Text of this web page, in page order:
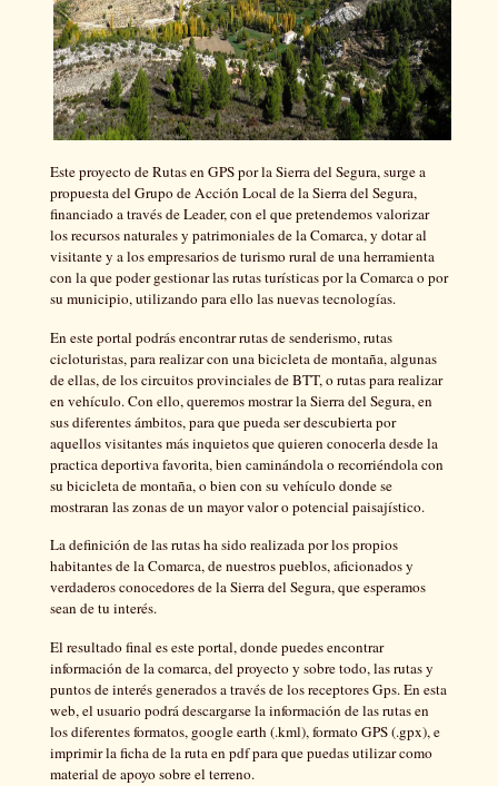
Este proyecto de Rutas en GPS por la Sierra del Segura, surge a
propuesta del Grupo de Acción Local de la Sierra del Segura,
financiado a través de Leader, con el que pretendemos valorizar
los recursos naturales y patrimoniales de la Comarca, y dotar al
visitante y a los empresarios de turismo rural de una herramienta
con la que poder gestionar las rutas turísticas por la Comarca o por
su municipio, utilizando para ello las nuevas tecnologías.
En este portal podrás encontrar rutas de senderismo, rutas
cicloturistas, para realizar con una bicicleta de montaña, algunas
de ellas, de los circuitos provinciales de BTT, o rutas para realizar
en vehículo. Con ello, queremos mostrar la Sierra del Segura, en
sus diferentes ámbitos, para que pueda ser descubierta por
aquellos visitantes más inquietos que quieren conocerla desde la
practica deportiva favorita, bien caminándola o recorriéndola con
su bicicleta de montaña, o bien con su vehículo donde se
mostraran las zonas de un mayor valor o potencial paisajístico.
La definición de las rutas ha sido realizada por los propios
habitantes de la Comarca, de nuestros pueblos, aficionados y
verdaderos conocedores de la Sierra del Segura, que esperamos
sean de tu interés.
El resultado final es este portal, donde puedes encontrar
información de la comarca, del proyecto y sobre todo, las rutas y
puntos de interés generados a través de los receptores Gps. En esta
web, el usuario podrá descargarse la información de las rutas en
los diferentes formatos, google earth (.kml), formato GPS (.gpx), e
imprimir la ficha de la ruta en pdf para que puedas utilizar como
material de apoyo sobre el terreno.